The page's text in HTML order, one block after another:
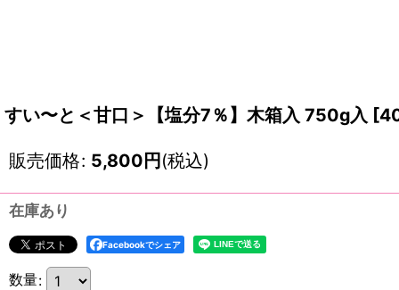
すい〜と＜甘口＞【塩分7％】木箱入 750g入 [
販売価格: 5,800 円 (税込)
在庫あり
Facebookでシェア
数量: